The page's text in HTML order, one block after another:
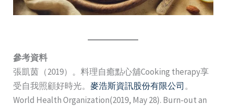
參考資料
張凱茵（2019）。料理自癒點心舖Cooking therapy享
受自我照顧好時光。 麥浩斯資訊股份有限公司。
World Health Organization(2019, May 28). Burn-out an